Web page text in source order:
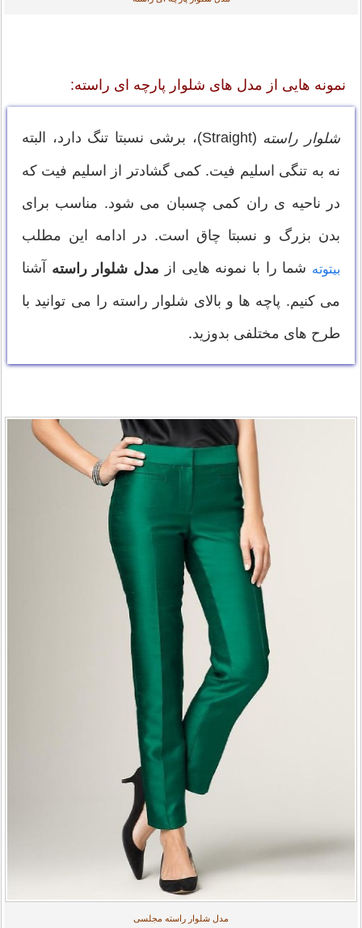
نمونه هایی از مدل های شلوار پارچه ای راسته:
شلوار راسته (Straight)، برشی نسبتا تنگ دارد، البته
نه به تنگی اسلیم فیت. کمی گشادتر از اسلیم فیت که
در ناحیه ی ران کمی چسبان ‌می شود. مناسب برای
بدن بزرگ و نسبتا چاق است. در ادامه این مطلب
بیتوته شما را با نمونه هایی از مدل شلوار راسته آشنا
می کنیم. پاچه ها و بالای شلوار راسته را می توانید با
طرح های مختلفی بدوزید.
مدل شلوار راسته مجلسی